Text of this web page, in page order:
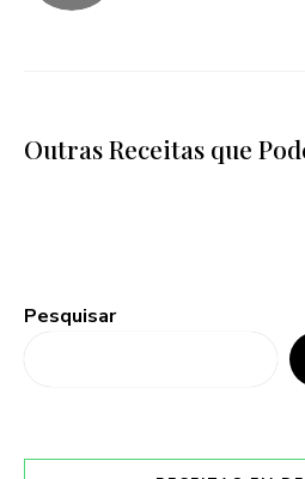
Outras Receitas que
Pesquisar